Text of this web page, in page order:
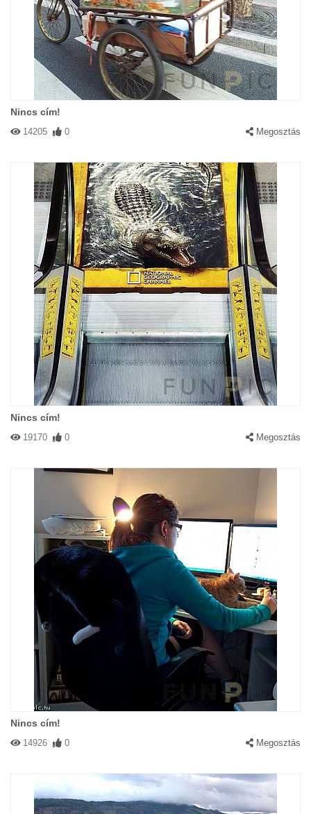
Nincs cím!
14205 0 Megosztás
Nincs cím!
19170 0 Megosztás
Nincs cím!
14926 0 Megosztás